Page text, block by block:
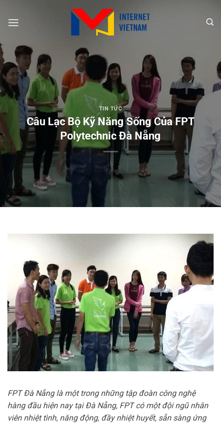
đến
dung
TIN TỨC
Câu Lạc Bộ Kỹ Năng Sống Của FPT
Polytechnic Đà Nẵng
FPT Đà Nẵng là một trong những tập đoàn công nghệ
hàng đầu hiện nay tại Đà Nẵng, FPT có một đội ngũ nhân
viên nhiệt tình, năng động, đầy nhiệt huyết, sẵn sàng ứng